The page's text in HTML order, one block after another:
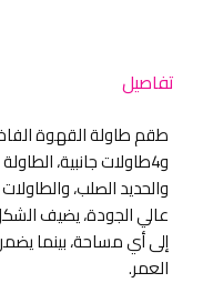
تفاصيل
طقم طاولة القهوة
و4طاولات جانبية،
والحديد الصلب،
عالي الجودة، يضيف
إلى أي مساحة، بينما
العمر.